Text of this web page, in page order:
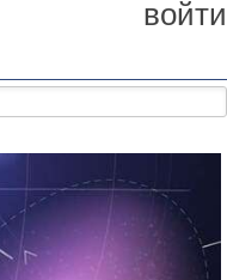
войти